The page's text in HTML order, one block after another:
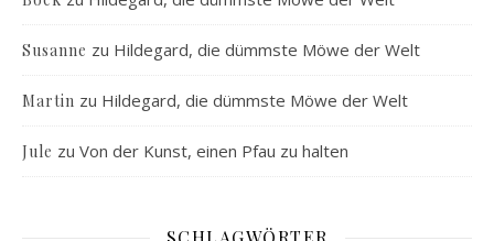
Susanne zu Hildegard, die dümmste Möwe der Welt
Martin zu Hildegard, die dümmste Möwe der Welt
Jule zu Von der Kunst, einen Pfau zu halten